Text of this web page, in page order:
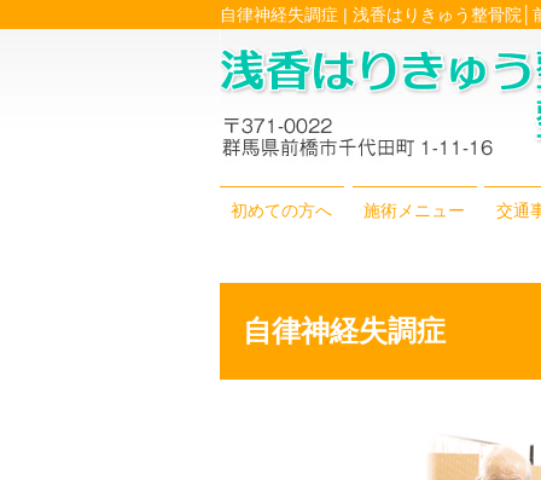
自律神経失調症 | 浅香はりきゅう整骨院│
初めての方へ 施術メニュー 交通
自律神経失調症